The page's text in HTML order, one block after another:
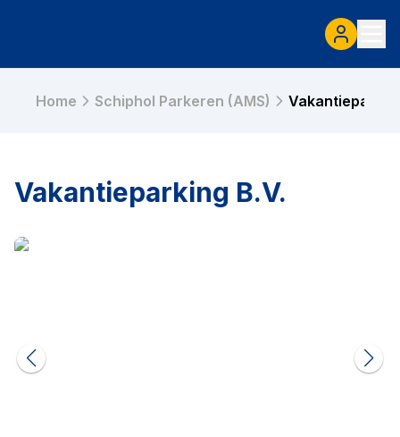
Home Schiphol Parkeren (AMS)
Vakantieparking B.V.